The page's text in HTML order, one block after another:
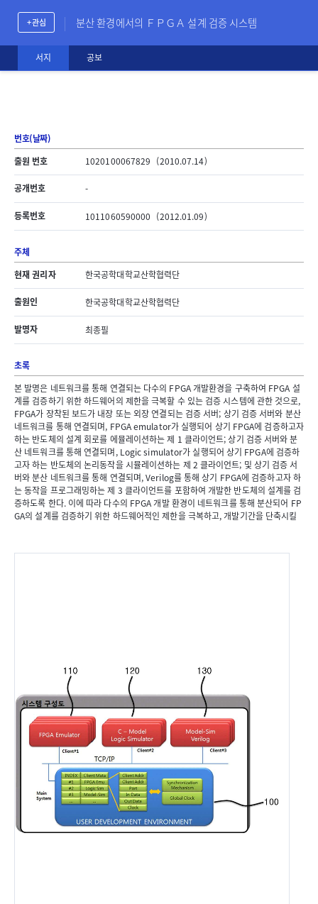
+ 관심 분산 환경에서의 ＦＰＧＡ 설계 검증 시스템
서지 공보
번호(날짜)
출원 번호
1020100067829 (2010.07.14)
공개번호 -
등록번호 1011060590000 (2012.01.09)
주체
현재 권리자
한국공학대학교산학협력단
출원인 한국공학대학교산학협력단
발명자 최종필
초록
본 발명은 네트워크를 통해 연결되는 다수의 FPGA 개발환경을 구축하여 FPGA 설
계를 검증하기 위한 하드웨어의 제한을 극복할 수 있는 검증 시스템에 관한 것으로,
FPGA가 장착된 보드가 내장 또는 외장 연결되는 검증 서버; 상기 검증 서버와 분산
네트워크를 통해 연결되며, FPGA emulator가 실행되어 상기 FPGA에 검증하고자
하는 반도체의 설계 회로를 에뮬레이션하는 제 1 클라이언트; 상기 검증 서버와 분
산 네트워크를 통해 연결되며, Logic simulator가 실행되어 상기 FPGA에 검증하
고자 하는 반도체의 논리동작을 시뮬레이션하는 제 2 클라이언트; 및 상기 검증 서
버와 분산 네트워크를 통해 연결되며, Verilog를 통해 상기 FPGA에 검증하고자 하
는 동작을 프로그래밍하는 제 3 클라이언트를 포함하여 개발한 반도체의 설계를 검
증하도록 한다. 이에 따라 다수의 FPGA 개발 환경이 네트워크를 통해 분산되어 FP
GA의 설계를 검증하기 위한 하드웨어적인 제한을 극복하고, 개발기간을 단축시킬